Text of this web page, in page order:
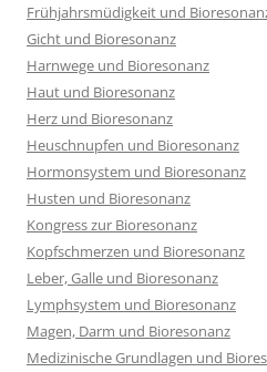
Frühjahrsmüdigkeit und
Gicht und Bioresonanz
Harnwege und Bioresonanz
Haut und Bioresonanz
Herz und Bioresonanz
Heuschnupfen und Bioresonanz
Hormonsystem und Bioresonanz
Husten und Bioresonanz
Kongress zur Bioresonanz
Kopfschmerzen und Bioresonanz
Leber, Galle und Bioresonanz
Lymphsystem und Bioresonanz
Magen, Darm und Bioresonanz
Medizinische Grundlagen und